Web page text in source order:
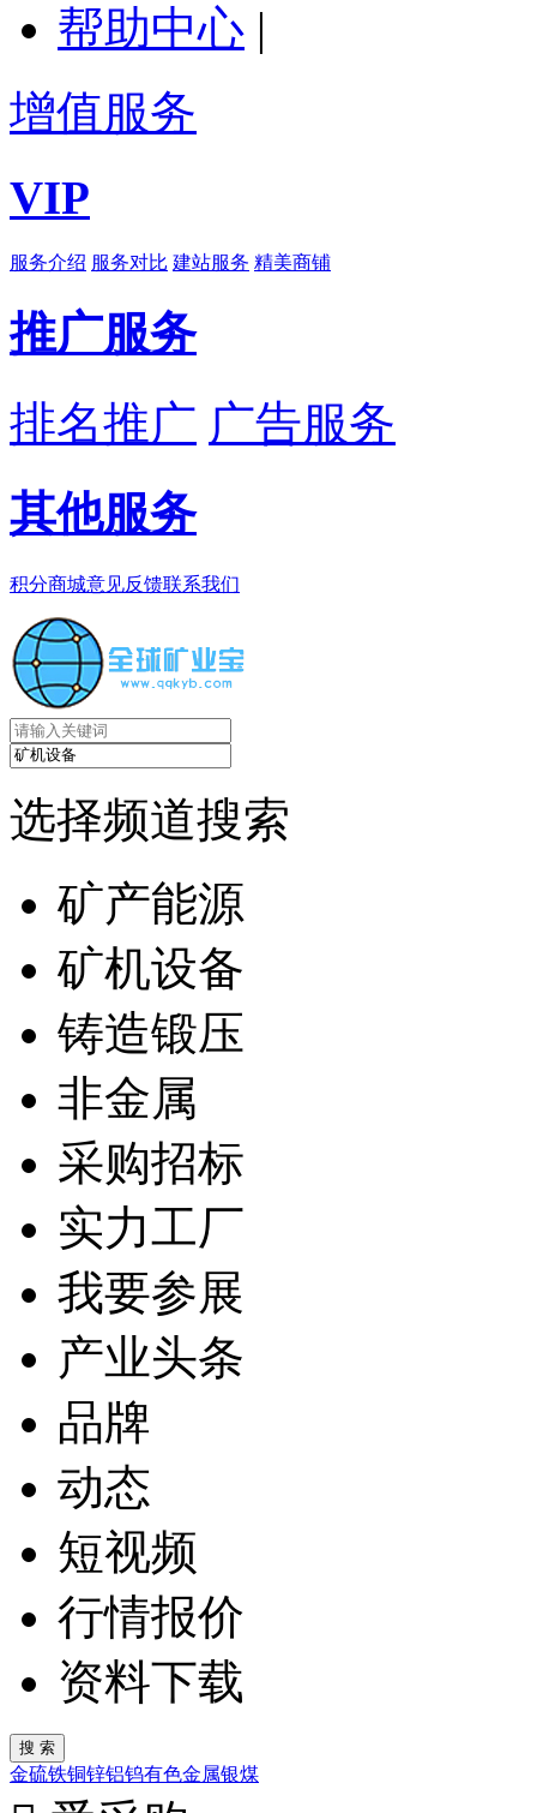
帮助中心 |
增值服务
VIP
服务介绍 服务对比 建站服务 精美商铺
推广服务
排名推广 广告服务
其他服务
积分商城意见反馈联系我们
选择频道搜索
矿产能源
矿机设备
铸造锻压
非金属
采购招标
实力工厂
我要参展
产业头条
品牌
动态
短视频
行情报价
资料下载
金硫铁铜锌铝钨有色金属银煤